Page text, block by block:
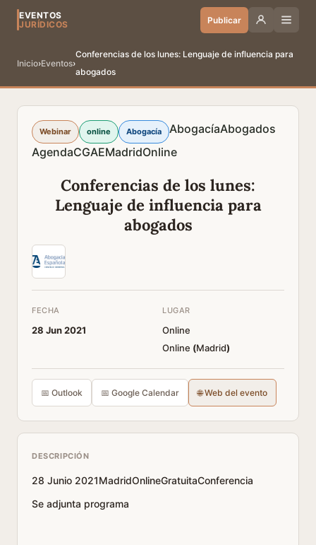
EVENTOS
JURÍDICOS
Publicar
Inicio›Eventos›
Conferencias de los lunes: Lenguaje de influencia para
abogados
Webinar online Abogacía AbogacíaAbogados
AgendaCGAEMadridOnline
Conferencias de los lunes:
Lenguaje de influencia para
abogados
FECHA
28 Jun 2021
LUGAR
Online
Online (Madrid)
📅 Outlook 📅 Google Calendar 🌐 Web del evento
DESCRIPCIÓN
28 Junio 2021MadridOnlineGratuitaConferencia
Se adjunta programa